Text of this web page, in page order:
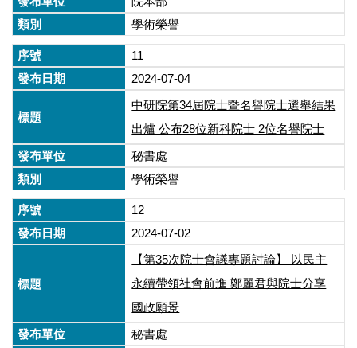
學術榮譽
11
2024-07-04
中研院第34屆院士暨名譽院士選舉結果
出爐 公布28位新科院士 2位名譽院士
秘書處
學術榮譽
12
2024-07-02
【第35次院士會議專題討論】 以民主
永續帶領社會前進 鄭麗君與院士分享
國政願景
秘書處